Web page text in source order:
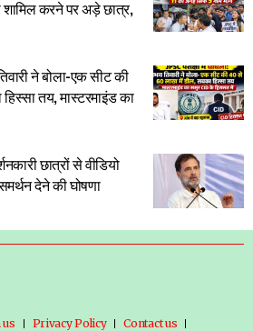
करने पर अड़े छात्र,
ने बोला-एक सीट की
तय, मास्टरमाइंड का
छात्रों से वीडियो
देने की घोषणा
us Privacy Policy
Contact us